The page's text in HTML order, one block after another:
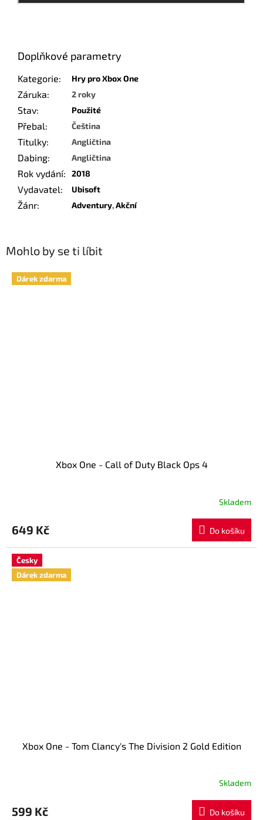
Mohlo by se ti líbit
Dárek zdarma
Xbox One - Call of Duty Black Ops 4
Skladem
649 Kč Do košíku
Česky
Dárek zdarma
Xbox One - Tom Clancy's The Division 2 Gold Edition
Skladem
599 Kč Do košíku
Doplňkové parametry
Kategorie: Hry pro Xbox One
Záruka: 2 roky
Stav: Použité
Přebal: Čeština
Titulky: Angličtina
Dabing: Angličtina
Rok vydání: 2018
Vydavatel: Ubisoft
Žánr: Adventury,Akční